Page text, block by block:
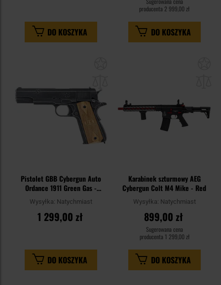
DO KOSZYKA
producenta 2 999,00 zł
DO KOSZYKA
Pistolet GBB Cybergun Auto
Ordance 1911 Green Gas -
Victory Girl
Wysyłka: Natychmiast
1 299,00 zł
DO KOSZYKA
Karabinek szturmowy AEG
Cybergun Colt M4 Mike - Red
Wysyłka: Natychmiast
899,00 zł
Sugerowana cena
producenta 1 299,00 zł
DO KOSZYKA